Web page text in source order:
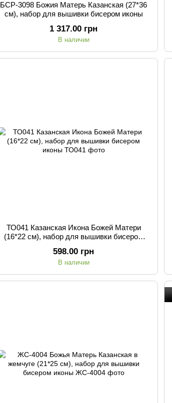
БСР-3098 Божия Матерь Казанская (27*36
см), набор для вышивки бисером иконы
1 317.00 грн
В наличии
ТО041 Казанская Икона Божей Матери
(16*22 см), набор для вышивки бисером
598.00 грн
В наличии